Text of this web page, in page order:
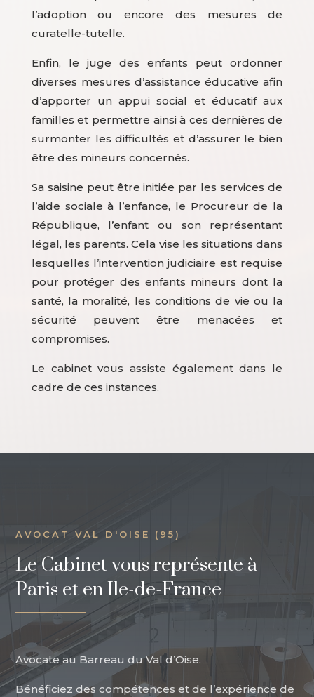
l’adoption ou encore des mesures de
curatelle-tutelle.
Enfin, le juge des enfants peut ordonner
diverses mesures d’assistance éducative afin
d’apporter un appui social et éducatif aux
familles et permettre ainsi à ces dernières de
surmonter les difficultés et d’assurer le bien
être des mineurs concernés.
Sa saisine peut être initiée par les services de
l’aide sociale à l’enfance, le Procureur de la
République, l’enfant ou son représentant
légal, les parents. Cela vise les situations dans
lesquelles l’intervention judiciaire est requise
pour protéger des enfants mineurs dont la
santé, la moralité, les conditions de vie ou la
sécurité peuvent être menacées et
compromises.
Le cabinet vous assiste également dans le
cadre de ces instances.
AVOCAT VAL D'OISE (95)
Le Cabinet vous représente à
Paris et en Ile-de-France
Avocate au Barreau du Val d’Oise.
Bénéficiez des compétences et de l’expérience de